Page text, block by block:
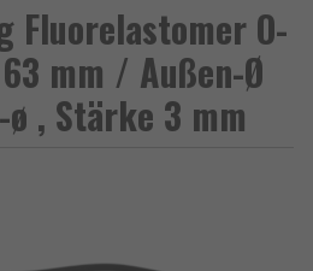
Fluorelastomer O-
mm / Außen-Ø
, Stärke 3 mm